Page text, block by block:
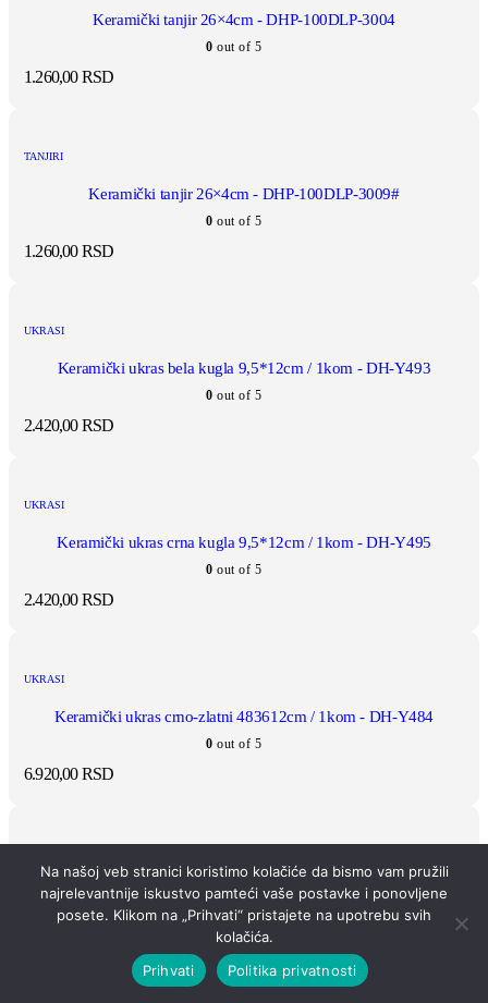
Keramički tanjir 26×4cm - DHP-100DLP-3004
0 out of 5
1.260,00RSD
TANJIRI
Keramički tanjir 26×4cm - DHP-100DLP-3009#
0 out of 5
1.260,00RSD
UKRASI
Keramički ukras bela kugla 9,5*12cm / 1kom - DH-Y493
0 out of 5
2.420,00RSD
UKRASI
Keramički ukras crna kugla 9,5*12cm / 1kom - DH-Y495
0 out of 5
2.420,00RSD
UKRASI
Keramički ukras crno-zlatni 483612cm / 1kom - DH-Y484
0 out of 5
6.920,00RSD
Keramički ukras sivi astronaut 19526cm / 1kom - DH-Y489
0out of 5
Na našoj veb stranici koristimo kolačiće da bismo vam pružili
najrelevantnije iskustvo pamteći vaše postavke i ponovljene
posete. Klikom na „Prihvati“ pristajete na upotrebu svih
kolačića.
Prihvati
Politika privatnosti